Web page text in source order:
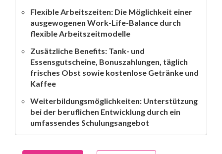
Flexible Arbeitszeiten: Die Möglichkeit einer
ausgewogenen Work-Life-Balance durch
flexible Arbeitszeitmodelle
Zusätzliche Benefits: Tank- und
Essensgutscheine, Bonuszahlungen, täglich
frisches Obst sowie kostenlose Getränke und
Kaffee
Weiterbildungsmöglichkeiten: Unterstützung
bei der beruflichen Entwicklung durch ein
umfassendes Schulungsangebot